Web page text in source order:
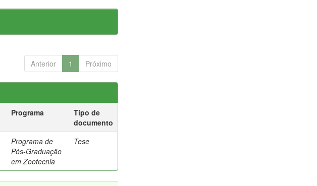
Anterior 1 Próximo
Programa
Tipo de
documento
Programa de
Pós-Graduação
em Zootecnia
Tese